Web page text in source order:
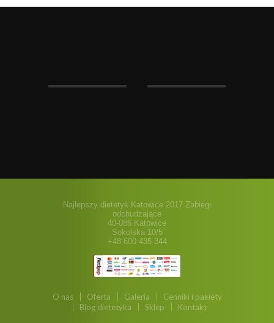
Najlepszy dietetyk Katowice 2017 Zabiegi
odchudzające
40-086 Katowice
Sokolska 10/5
+48 600 435 344
O nas Oferta Galeria
Cenniki i pakiety
Blog dietetyka
Sklep Kontakt